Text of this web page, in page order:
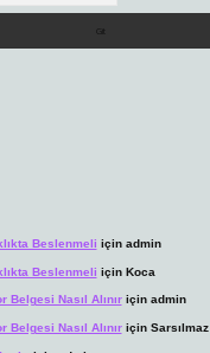
Beslenmeli için admin
Beslenmeli için Koca
Belgesi Nasıl Alınıriçin admin
Belgesi Nasıl Alınıriçin Sarsılmaz